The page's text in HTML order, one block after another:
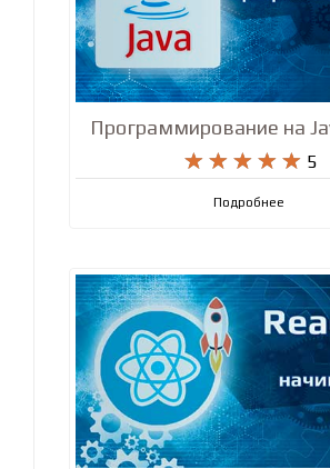
Программирование на
    
     5
Подробнее